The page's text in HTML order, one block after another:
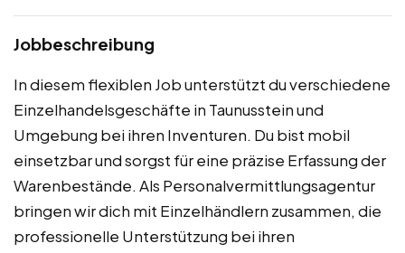
Jobbeschreibung
In diesem flexiblen Job unterstützt du verschiedene
Einzelhandelsgeschäfte in Taunusstein und
Umgebung bei ihren Inventuren. Du bist mobil
einsetzbar und sorgst für eine präzise Erfassung der
Warenbestände. Als Personalvermittlungsagentur
bringen wir dich mit Einzelhändlern zusammen, die
professionelle Unterstützung bei ihren